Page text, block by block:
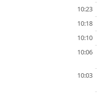
10:23
10:18
10:10
10:06
10:03